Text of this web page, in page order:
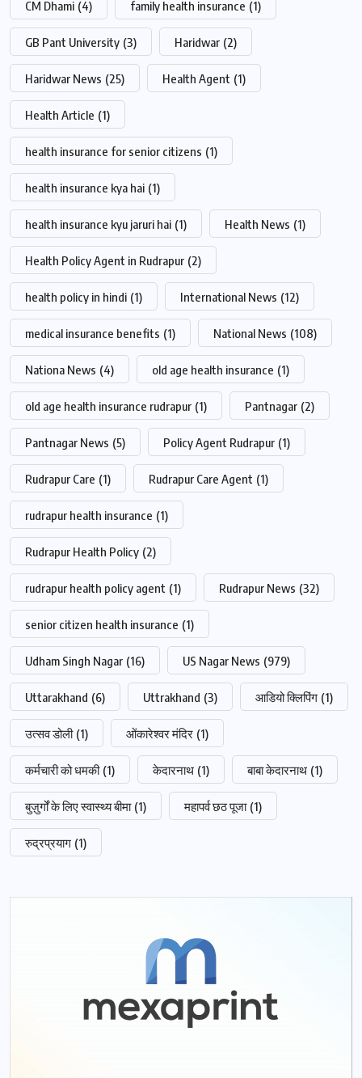
CM Dhami (4) family health insurance (1)
GB Pant University (3) Haridwar (2)
Haridwar News (25) Health Agent (1)
Health Article (1)
health insurance for senior citizens (1)
health insurance kya hai (1)
health insurance kyu jaruri hai (1) Health News (1)
Health Policy Agent in Rudrapur (2)
health policy in hindi (1) International News (12)
medical insurance benefits (1) National News (108)
Nationa News (4) old age health insurance (1)
old age health insurance rudrapur (1) Pantnagar (2)
Pantnagar News (5) Policy Agent Rudrapur (1)
Rudrapur Care (1) Rudrapur Care Agent (1)
rudrapur health insurance (1)
Rudrapur Health Policy (2)
rudrapur health policy agent (1) Rudrapur News (32)
senior citizen health insurance (1)
Udham Singh Nagar (16) US Nagar News (979)
Uttarakhand (6) Uttrakhand (3) आडियो क्लिपिंग (1)
उत्सव डोली (1) ओंकारेश्वर मंदिर (1)
कर्मचारी को धमकी (1) केदारनाथ (1) बाबा केदारनाथ (1)
बुज़ुर्गों के लिए स्वास्थ्य बीमा (1) महापर्व छठ पूजा (1)
रुद्रप्रयाग (1)